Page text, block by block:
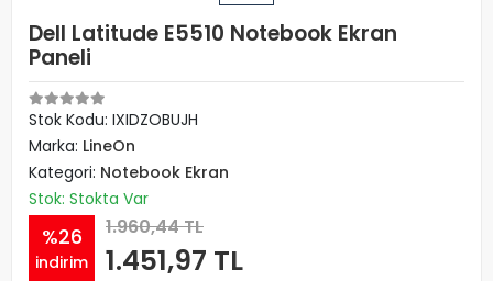
Dell Latitude E5510 Notebook Ekran
Paneli
Stok Kodu: IXIDZOBUJH
Marka: LineOn
Kategori: Notebook Ekran
Stok: Stokta Var
%26
indirim
1.960,44 TL
1.451,97 TL